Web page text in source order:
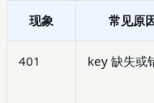
现象 常见原
401 key 缺失或